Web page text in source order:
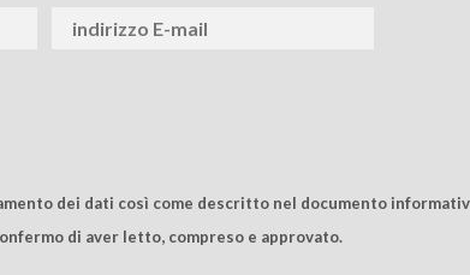
dei dati così come descritto nel documento
di aver letto, compreso e approvato.